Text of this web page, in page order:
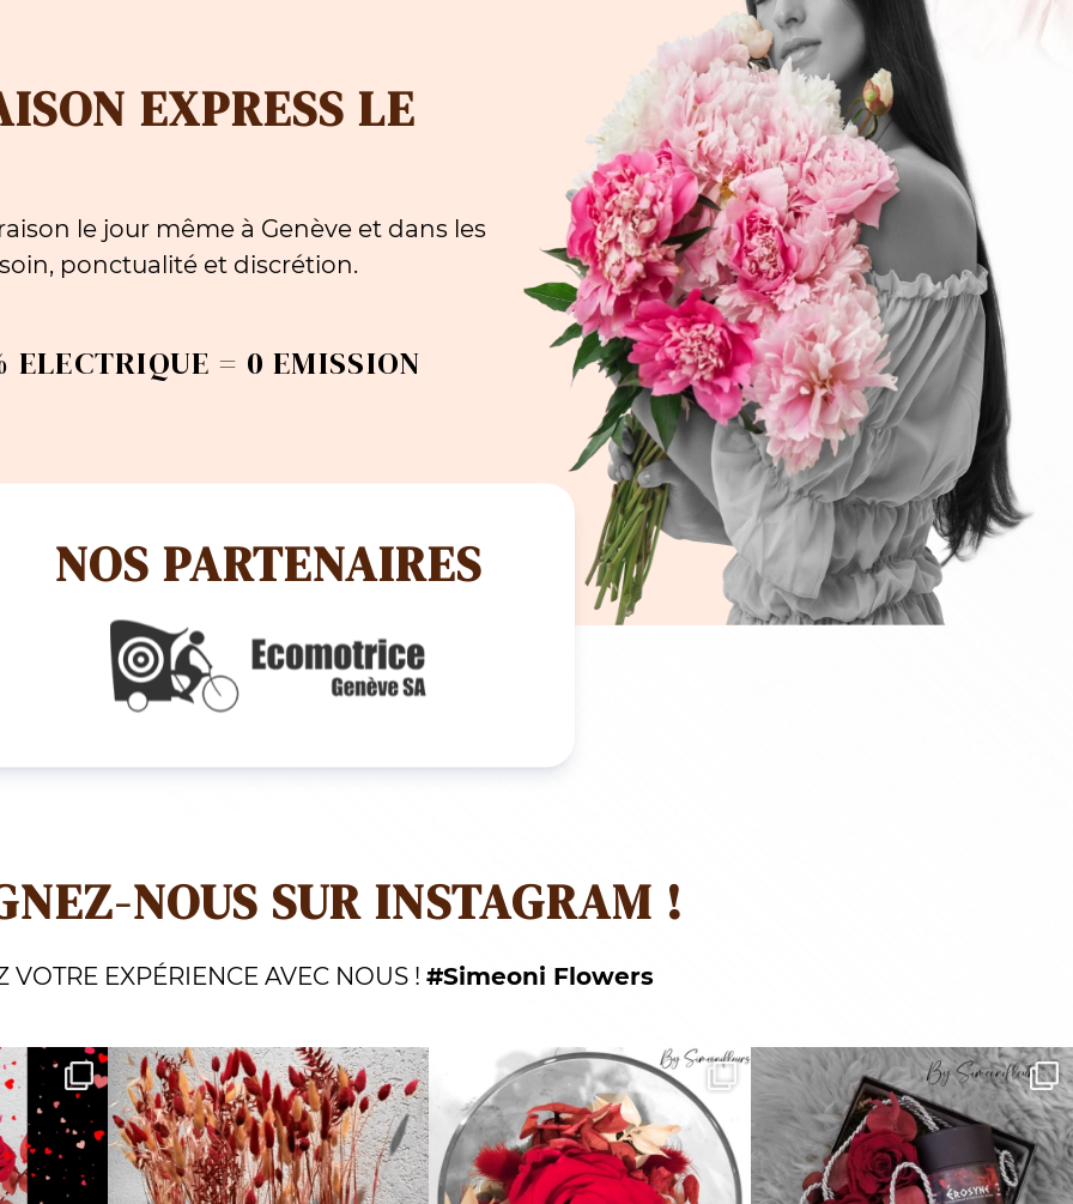
EXPRESS LE
le jour même à Genève et dans les
ponctualité et discrétion.
ELECTRIQUE = 0 EMISSION
NOS PARTENAIRES
NOUS SUR INSTAGRAM !
VOTRE EXPÉRIENCE AVEC NOUS ! #Simeoni Flowers